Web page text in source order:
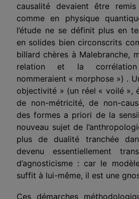
causalité devaient être
comme en physique
l’étude ne se définit plus en
en solides bien circonscrits
billard chères à Malebranche,
relation et la corrélation
nommeraient « morphose ») .
objectivité » (un réel « voilé »,
de non-métricité, de non-
des formes a priori de la
nouveau sujet de
plus de dualité tranchée
devenu essentiellement
d’agnosticisme : car le
suffit à lui-même, il est une
Ces démarches